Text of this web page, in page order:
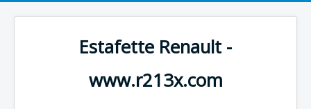
Estafette Renault -
www.r213x.com